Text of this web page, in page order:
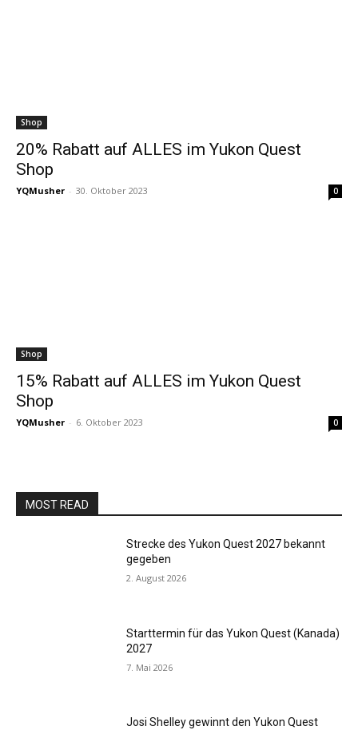
Shop
20% Rabatt auf ALLES im Yukon Quest
Shop
YQMusher - 30. Oktober 2023 0
Shop
15% Rabatt auf ALLES im Yukon Quest
Shop
YQMusher - 6. Oktober 2023 0
MOST READ
Strecke des Yukon Quest 2027 bekannt
gegeben
2. August 2026
Starttermin für das Yukon Quest (Kanada)
2027
7. Mai 2026
Josi Shelley gewinnt den Yukon Quest